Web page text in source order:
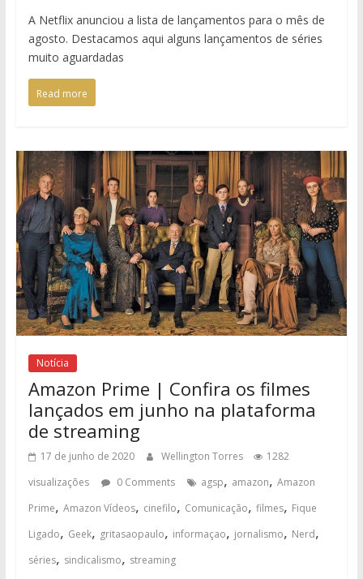
A Netflix anunciou a lista de lançamentos para o mês de
agosto. Destacamos aqui alguns lançamentos de séries
muito aguardadas
Read more
Notícia
Amazon Prime | Confira os filmes
lançados em junho na plataforma
de streaming
17 de junho de 2020 Wellington Torres
1282
visualizações
0 Comments agsp, amazon, Amazon
Prime, Amazon Vídeos, cinefilo, Comunicação, filmes, Fique
Ligado, Geek, gritasaopaulo, informaçao, jornalismo, Nerd,
séries, sindicalismo, streaming